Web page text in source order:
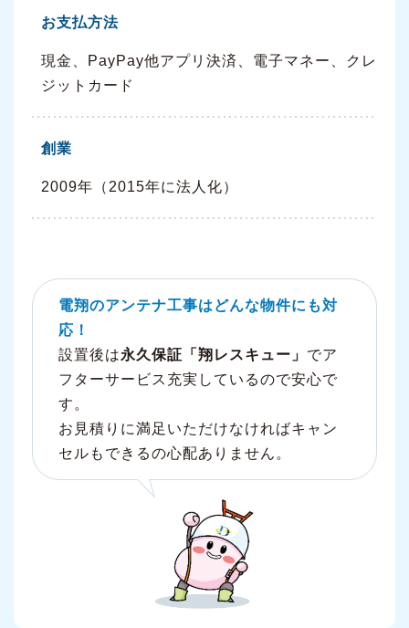
お支払方法
現金、PayPay他アプリ決済、電子マネー、クレ
ジットカード
創業
2009年（2015年に法人化）
電翔のアンテナ工事はどんな物件にも対
応！
設置後は永久保証「翔レスキュー」 でア
フターサービス充実しているので安心で
す。
お見積りに満足いただけなければキャン
セルもできるの心配ありません。